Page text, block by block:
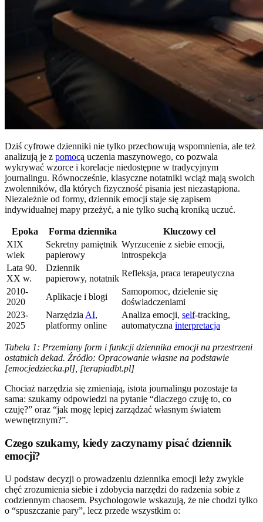
Dziś cyfrowe dzienniki nie tylko przechowują wspomnienia, ale też
analizują je z pomocą uczenia maszynowego, co pozwala
wykrywać wzorce i korelacje niedostępne w tradycyjnym
journalingu. Równocześnie, klasyczne notatniki wciąż mają swoich
zwolenników, dla których fizyczność pisania jest niezastąpiona.
Niezależnie od formy, dziennik emocji staje się zapisem
indywidualnej mapy przeżyć, a nie tylko suchą kroniką uczuć.
Epoka Forma dziennika
Kluczowy cel
XIX
wiek
Sekretny pamiętnik
papierowy
Wyrzucenie z siebie emocji,
introspekcja
Lata 90.
XX w.
Dziennik
papierowy, notatnik
Refleksja, praca terapeutyczna
2010-
2020
Aplikacje i blogi
Samopomoc, dzielenie się
doświadczeniami
2023-
2025
Narzędzia AI,
platformy online
Analiza emocji, self-tracking,
automatyczna interpretacja
Tabela 1: Przemiany form i funkcji dziennika emocji na przestrzeni
ostatnich dekad. Źródło: Opracowanie własne na podstawie
[emocjedziecka.pl], [terapiadbt.pl]
Chociaż narzędzia się zmieniają, istota journalingu pozostaje ta
sama: szukamy odpowiedzi na pytanie “dlaczego czuję to, co
czuję?” oraz “jak mogę lepiej zarządzać własnym światem
wewnętrznym?”.
Czego szukamy, kiedy zaczynamy pisać dziennik
emocji?
U podstaw decyzji o prowadzeniu dziennika emocji leży zwykle
chęć zrozumienia siebie i zdobycia narzędzi do radzenia sobie z
codziennym chaosem. Psychologowie wskazują, że nie chodzi tylko
o “spuszczanie pary”, lecz przede wszystkim o: